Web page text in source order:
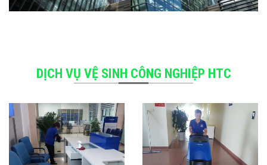
DỊCH VỤ VỆ SINH CÔNG NGHIỆP HTC